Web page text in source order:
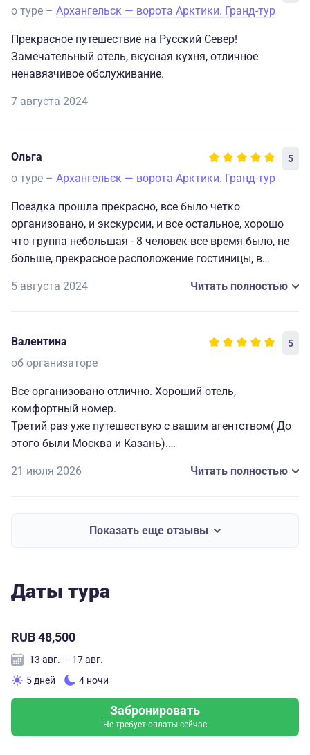
о туре – Архангельск — ворота Арктики. Гранд-тур
Прекрасное путешествие на Русский Север!
Замечательный отель, вкусная кухня, отличное
ненавязчивое обслуживание.
7 августа 2024
Ольга 5
о туре – Архангельск — ворота Арктики. Гранд-тур
Поездка прошла прекрасно, все было четко
организовано, и экскурсии, и все остальное, хорошо
что группа небольшая - 8 человек все время было, не
больше, прекрасное расположение гостиницы, в
и с погодой нам повезло - было даже жарковато, не
5 августа 2024 Читать полностью
Валентина 5
об организаторе
Все организовано отлично. Хороший отель,
комфортный номер.
Третий раз уже путешествую с вашим агентством( До
этого были Москва и Казань).
экскурсоводы хорошие.
21 июля 2026 Читать полностью
Показать еще отзывы
Даты тура
RUB 48,500
13 авг. — 17 авг.
5 дней
4 ночи
Забронировать
Не требует оплаты сейчас